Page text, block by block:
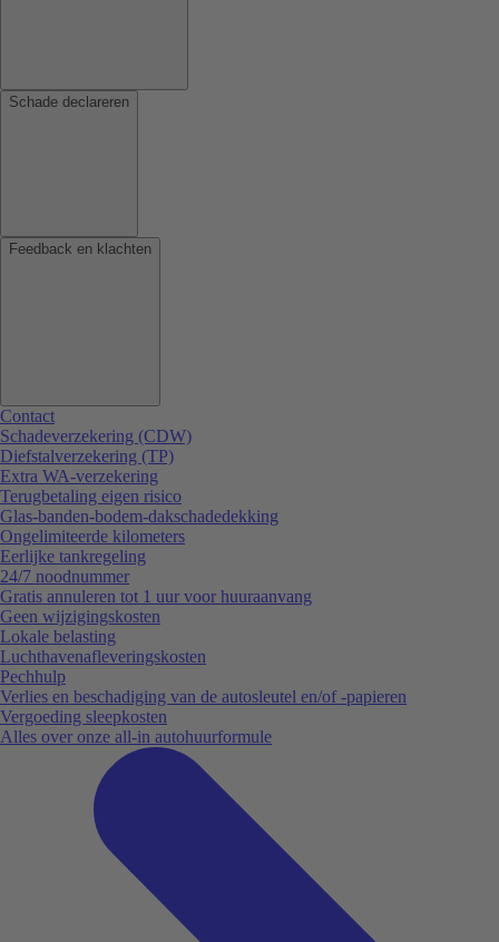
Schade declareren
Feedback en klachten
Contact
Schadeverzekering (CDW)
Diefstalverzekering (TP)
Extra WA-verzekering
Terugbetaling eigen risico
Glas-banden-bodem-dakschadedekking
Ongelimiteerde kilometers
Eerlijke tankregeling
24/7 noodnummer
Gratis annuleren tot 1 uur voor huuraanvang
Geen wijzigingskosten
Lokale belasting
Luchthavenafleveringskosten
Pechhulp
Verlies en beschadiging van de autosleutel en/of -papieren
Vergoeding sleepkosten
Alles over onze all-in autohuurformule